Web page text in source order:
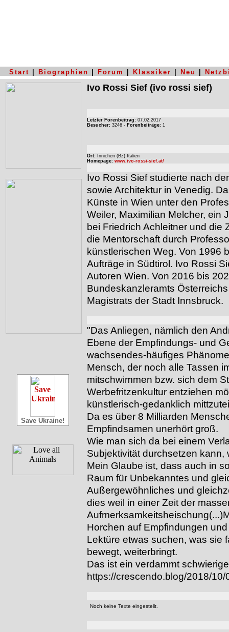
Start Biographien Forum Klassiker Neu
Save Ukraine!
Ivo Rossi Sief (ivo rossi sief)
Letzter Forenbeitrag: 07.02.2017
Besucher: 3246 - Forenbeiträge: 1
Ort: Innichen (Bz) Italien
Homepage: www.ivo-rossi-sief.at/
Ivo Rossi Sief studierte nach
sowie Architektur in Venedig.
Künste in Wien unter den
Weiler, Maximilian Melcher, ein
bei Friedrich Achleitner und die
die Mentorschaft durch
künstlerischen Weg. Von 1996
Aufträge in Südtirol. Ivo Rossi
Autoren Wien. Von 2016 bis
Bundeskanzleramts
Magistrats der Stadt Innsbruck.
"Das Anliegen, nämlich den
Ebene der Empfindungs- und
wachsendes-häufiges
Mensch, der noch alle Tassen
mitschwimmen bzw. sich dem
Werbefritzenkultur entziehen
künstlerisch-gedanklich
Da es über 8 Milliarden
Empfindsamen unerhört groß.
Wie man sich da bei einem
Subjektivität durchsetzen kann,
Mein Glaube ist, dass auch in
Raum für Unbekanntes und
Außergewöhnliches und
dies weil in einer Zeit der
Horchen auf Empfindungen
Lektüre etwas suchen, was sie
bewegt, weiterbringt.
Das ist ein verdammt
https://crescendo.blog/2018/
Noch keine Texte eingestellt.